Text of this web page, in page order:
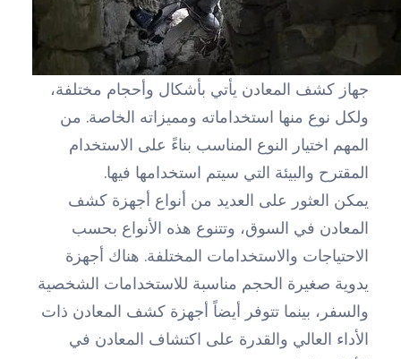
جهاز كشف المعادن يأتي بأشكال وأحجام مختلفة،
ولكل نوع منها استخداماته ومميزاته الخاصة. من
المهم اختيار النوع المناسب بناءً على الاستخدام
المقترح والبيئة التي سيتم استخدامها فيها.
يمكن العثور على العديد من أنواع أجهزة كشف
المعادن في السوق، وتتنوع هذه الأنواع بحسب
الاحتياجات والاستخدامات المختلفة. هناك أجهزة
يدوية صغيرة الحجم مناسبة للاستخدامات الشخصية
والسفر، بينما تتوفر أيضاً أجهزة كشف المعادن ذات
الأداء العالي والقدرة على اكتشاف المعادن في